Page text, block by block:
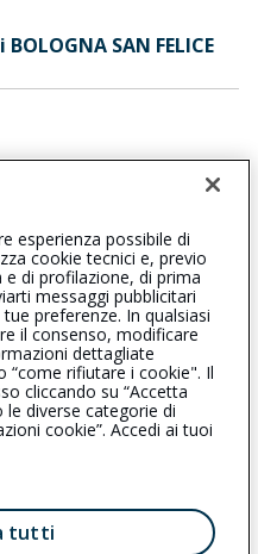
SAN FELICE
dell’IVASS. Consulta il
Il Gruppo Generali
esperienza possibile di
cookie tecnici e, previo
di profilazione, di prima
messaggi pubblicitari
preferenze. In qualsiasi
il consenso, modificare
dettagliate
“come rifiutare i cookie". Il
cliccando su “Accetta
diverse categorie di
cookie”. Accedi ai tuoi
tutti